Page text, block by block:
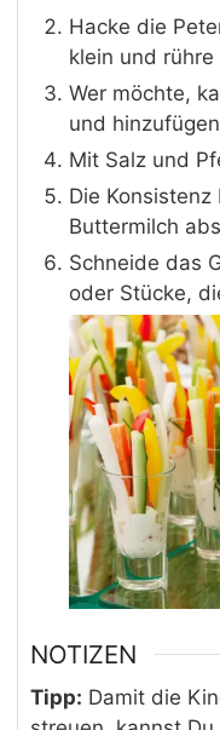
Hacke die
klein und rühre
Wer möchte,
und
Mit Salz und
Die
Buttermilch
Schneide das
oder Stücke,
NOTIZEN
Tipp: Damit die